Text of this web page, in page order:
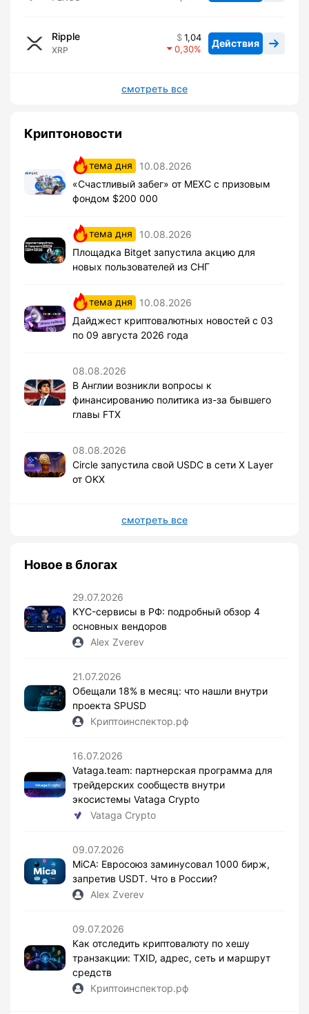
Ripple
XRP
1,04
0,30
Действия
смотреть все
Криптоновости
тема дня
10.08.2026
«Счастливый забег» от MEXC с призовым
фондом $200 000
тема дня
10.08.2026
Площадка Bitget запустила акцию для
новых пользователей из СНГ
тема дня
10.08.2026
Дайджест криптовалютных новостей с 03
по 09 августа 2026 года
08.08.2026
В Англии возникли вопросы к
финансированию политика из-за бывшего
главы FTX
08.08.2026
Circle запустила свой USDC в сети X Layer
от OKX
смотреть все
Новое в блогах
29.07.2026
KYC-сервисы в РФ: подробный обзор 4
основных вендоров
Alex Zverev
21.07.2026
Обещали 18% в месяц: что нашли внутри
проекта SPUSD
Криптоинспектор.рф
16.07.2026
Vataga.team: партнерская программа для
трейдерских сообществ внутри
экосистемы Vataga Crypto
Vataga Crypto
09.07.2026
MiCA: Евросоюз заминусовал 1000 бирж,
запретив USDT. Что в России?
Alex Zverev
09.07.2026
Как отследить криптовалюту по хешу
транзакции: TXID, адрес, сеть и маршрут
средств
Криптоинспектор.рф